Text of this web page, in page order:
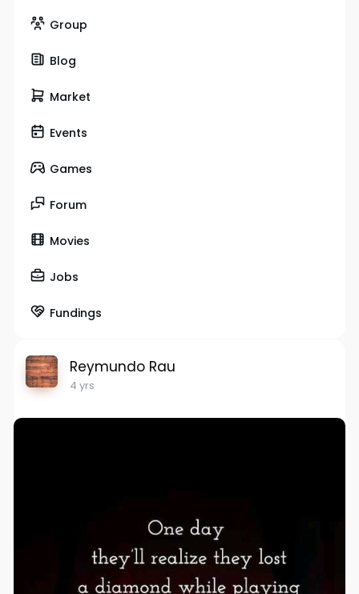
Group
Blog
Market
Events
Games
Forum
Movies
Jobs
Fundings
Reymundo Rau
4 yrs